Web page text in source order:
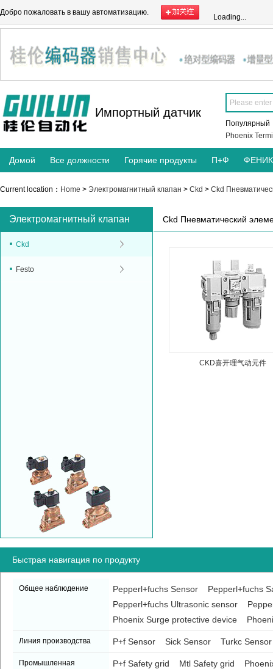
Добро пожаловать в вашу автоматизацию.
Loading...
Импортный датчик
Популярный
Phoenix
Домой Все должности Горячие продукты П+Ф
Current location： Home > Электромагнитный клапан > Ckd > Ckd
Электромагнитный клапан
Ckd
Festo
Ckd Пневматический
CKD喜开理气动元件
Быстрая навигация по продукту
Общее наблюдение Pepperl+fuchs Sensor
Pepperl+fuchs
Pepperl+fuchs Ultrasonic sensor
Phoenix Surge protective device
Линия производства P+f Sensor Sick Sensor Turkc Sensor
Промышленная
P+f Safety grid Mtl Safety grid